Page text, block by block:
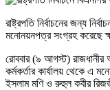
রাষ্ট্রপতি নির্বাচনের জন্য
মনোনয়নপত্র সংগ্রহ করেছে
রোববার (৯ আগস্ট) রাজধানীর
কর্মকর্তার কার্যালয় থেকে এ
ইসলাম মণি ও রুহুল কবীর